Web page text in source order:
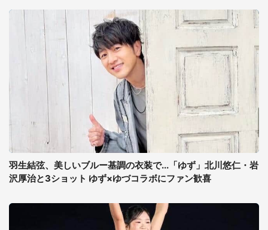
羽生結弦、美しいブルー基調の衣装で...「ゆず」北川悠仁・岩
沢厚治と3ショット ゆず×ゆづコラボにファン歓喜